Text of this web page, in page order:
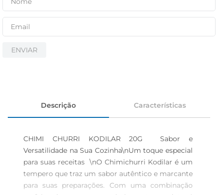
ENVIAR
Descrição Características
CHIMI CHURRI KODILAR 20G  Sabor e
Versatilidade na Sua Cozinha\nUm toque especial
para suas receitas  \nO Chimichurri Kodilar é um
tempero que traz um sabor autêntico e marcante
para suas preparações. Com uma combinação
papel higiênico